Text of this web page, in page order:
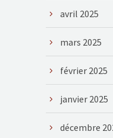
avril 2025
mars 2025
février 2025
janvier 2025
décembre